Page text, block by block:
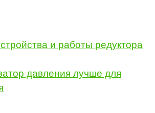
и работы редуктора
давления лучше для